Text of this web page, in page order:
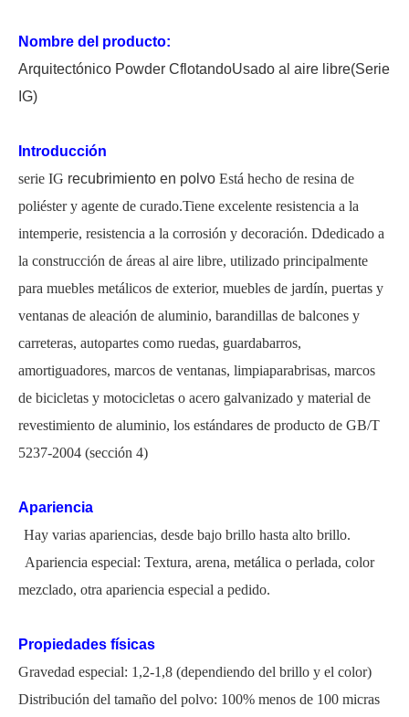
Nombre del producto:
Arquitectónico Powder CflotandoUsado al aire libre(Serie
IG)
Introducción
serie IG recubrimiento en polvo Está hecho de resina de
poliéster y agente de curado.Tiene excelente resistencia a la
intemperie, resistencia a la corrosión y decoración. Ddedicado a
la construcción de áreas al aire libre, utilizado principalmente
para muebles metálicos de exterior, muebles de jardín, puertas y
ventanas de aleación de aluminio, barandillas de balcones y
carreteras, autopartes como ruedas, guardabarros,
amortiguadores, marcos de ventanas, limpiaparabrisas, marcos
de bicicletas y motocicletas o acero galvanizado y material de
revestimiento de aluminio, los estándares de producto de GB/T
5237-2004 (sección 4)
Apariencia
Hay varias apariencias, desde bajo brillo hasta alto brillo.
Apariencia especial: Textura, arena, metálica o perlada, color
mezclado, otra apariencia especial a pedido.
Propiedades físicas
Gravedad especial: 1,2-1,8 (dependiendo del brillo y el color)
Distribución del tamaño del polvo: 100% menos de 100 micras